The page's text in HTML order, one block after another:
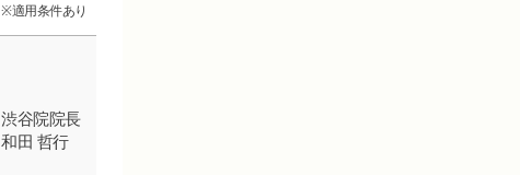
※適用条件あり
渋谷院院長
和田 哲行